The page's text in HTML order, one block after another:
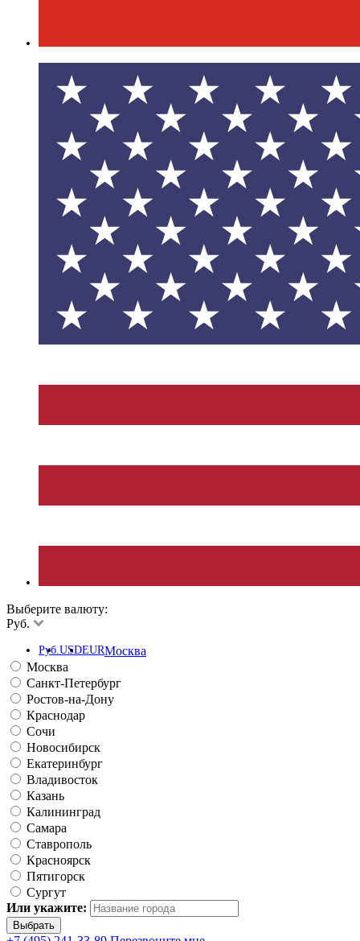
Выберите валюту:
Руб.
Руб.USDEURМосква
Москва
Санкт-Петербург
Ростов-на-Дону
Краснодар
Сочи
Новосибирск
Екатеринбург
Владивосток
Казань
Калининград
Самара
Ставрополь
Красноярск
Пятигорск
Сургут
Или укажите: